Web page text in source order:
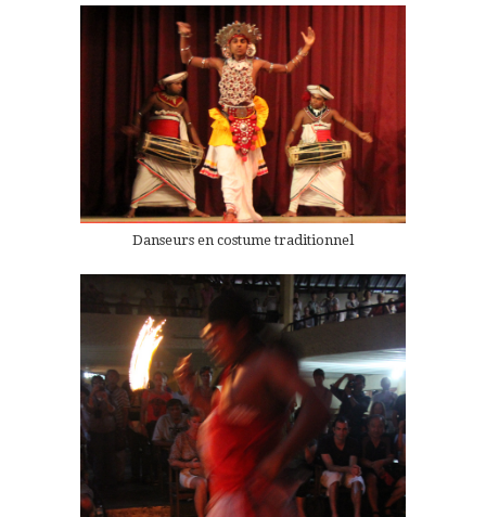
Danseurs en costume traditionnel